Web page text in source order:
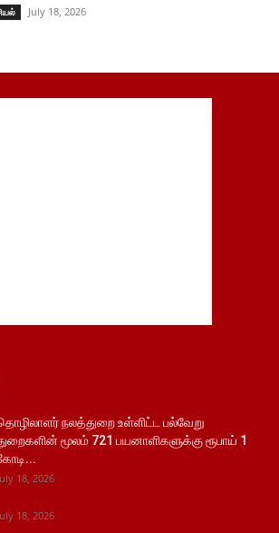
July 18, 2026
நலத்துறை உள்ளிட்ட பல்வேறு
மூலம் 721 பயனாளிகளுக்கு ரூபாய் 1
18, 2026
18, 2026